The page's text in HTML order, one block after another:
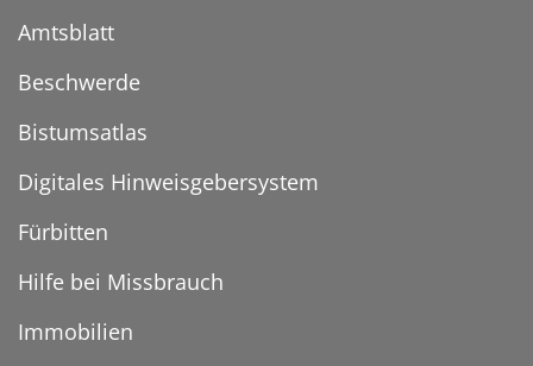
Amtsblatt
Beschwerde
Bistumsatlas
Digitales Hinweisgebersystem
Fürbitten
Hilfe bei Missbrauch
Immobilien